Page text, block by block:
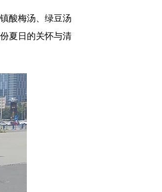
酸梅汤、绿豆汤
夏日的关怀与清